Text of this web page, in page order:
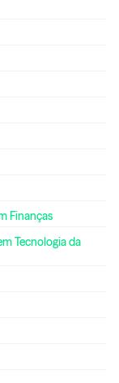
Finanças
Tecnologia da